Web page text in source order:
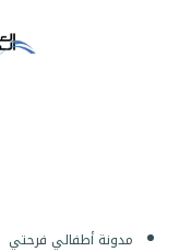
مدونة أطفالي فرحتي